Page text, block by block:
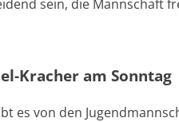
sein, die Mannschaft
Kracher am Sonntag
es von den